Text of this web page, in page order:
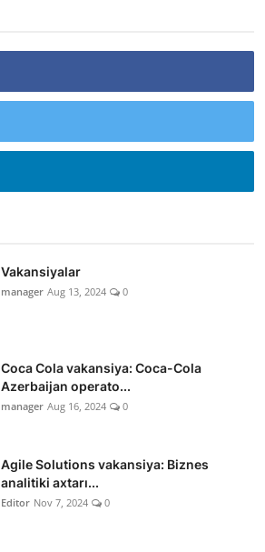
Vakansiyalar
manager Aug 13, 2024 0
Coca Cola vakansiya: Coca-Cola
Azerbaijan operato...
manager Aug 16, 2024 0
Agile Solutions vakansiya: Biznes
analitiki axtarı...
Editor Nov 7, 2024 0